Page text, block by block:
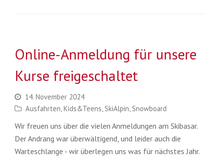
Online-Anmeldung für unsere
Kurse freigeschaltet
14. November 2024
Ausfahrten,Kids&Teens,SkiAlpin,Snowboard
Wir freuen uns über die vielen Anmeldungen am Skibasar.
Der Andrang war überwältigend, und leider auch die
Warteschlange - wir überlegen uns was für nächstes Jahr.